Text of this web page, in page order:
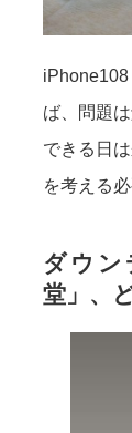
ば、問題
できる日
を考える
ダウ
堂」、